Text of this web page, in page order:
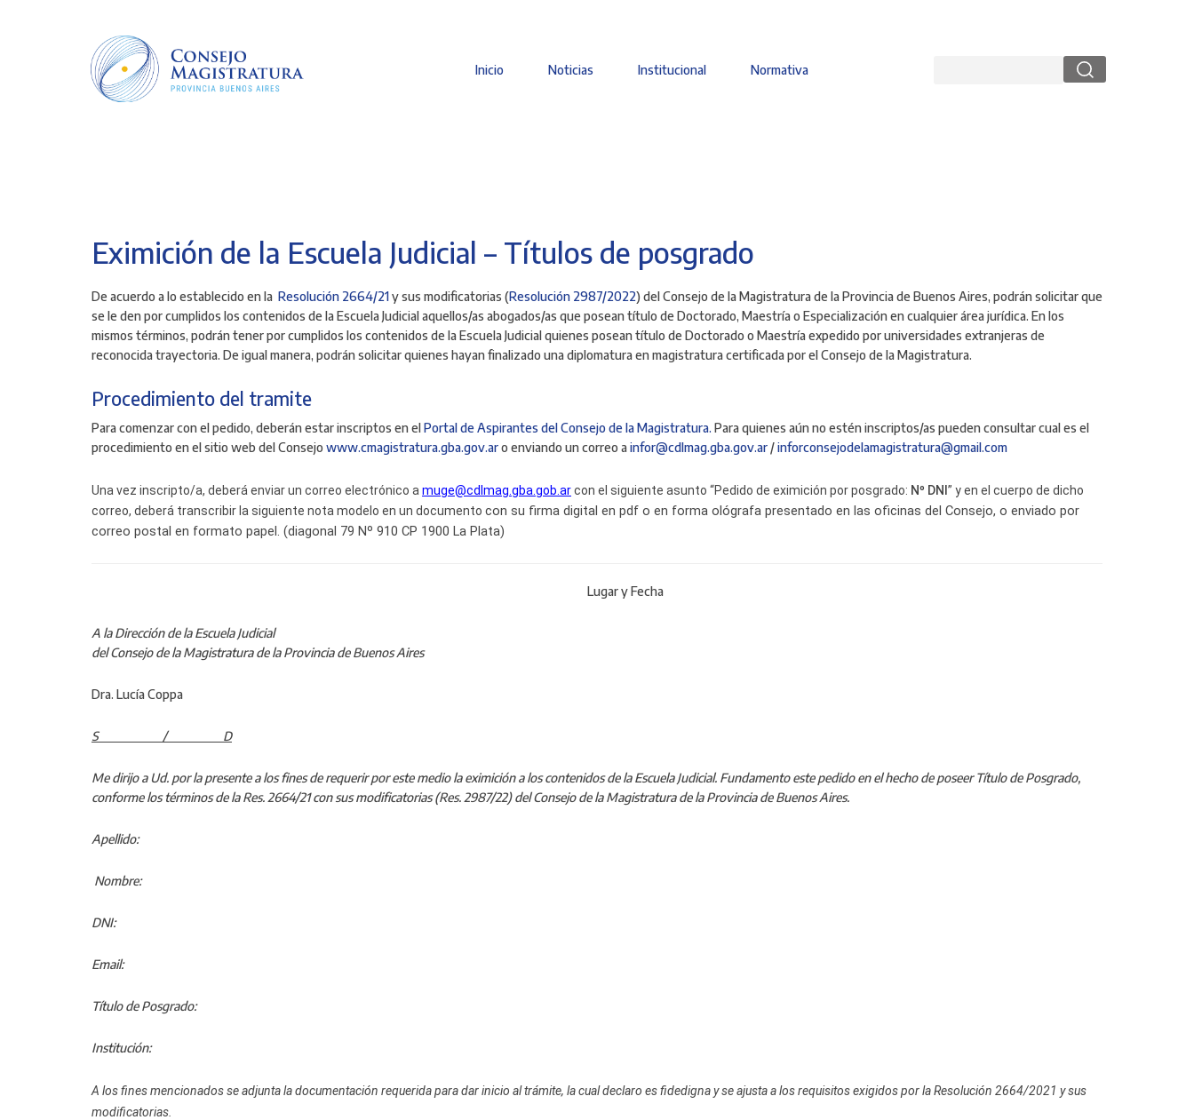
Inicio Noticias Institucional Normativa
Eximición de la Escuela Judicial – Títulos de posgrado
De acuerdo a lo establecido en la Resolución 2664/21y sus modificatorias (Resolución 2987/2022) del Consejo de la Magistratura de la Provincia de Buenos Aires, podrán solicitar que
se le den por cumplidos los contenidos de la Escuela Judicial aquellos/as abogados/as que posean título de Doctorado, Maestría o Especialización en cualquier área jurídica. En los
mismos términos, podrán tener por cumplidos los contenidos de la Escuela Judicial quienes posean título de Doctorado o Maestría expedido por universidades extranjeras de
reconocida trayectoria. De igual manera, podrán solicitar quienes hayan finalizado una diplomatura en magistratura certificada por el Consejo de la Magistratura.
Procedimiento del tramite
Para comenzar con el pedido, deberán estar inscriptos en elPortal de Aspirantes del Consejo de la Magistratura. Para quienes aún no estén inscriptos/as pueden consultar cual es el
procedimiento en el sitio web del Consejo www.cmagistratura.gba.gov.aro enviando un correo ainfor@cdlmag.gba.gov.ar /inforconsejodelamagistratura@gmail.com
Una vez inscripto/a, deberá enviar un correo electrónico a muge@cdlmag.gba.gob.arcon el siguiente asunto “Pedido de eximición por posgrado: Nº DNI ” y en el cuerpo de dicho
correo, deberá transcribir la siguiente nota modelo en un documento con su firma digital en pdf o en forma ológrafa presentado en las oficinas del Consejo, o enviado por
correo postal en formato papel. (diagonal 79 Nº 910 CP 1900 La Plata)
Lugar y Fecha
A la Dirección de la Escuela Judicial
del Consejo de la Magistratura de la Provincia de Buenos Aires
Dra. Lucía Coppa
S / D
Me dirijo a Ud. por la presente a los fines de requerir por este medio la eximición a los contenidos de la Escuela Judicial. Fundamento este pedido en el hecho de poseer Título de Posgrado,
conforme los términos de la Res. 2664/21 con sus modificatorias (Res. 2987/22) del Consejo de la Magistratura de la Provincia de Buenos Aires.
Apellido:
Nombre:
DNI:
Email:
Título de Posgrado:
Institución:
A los fines mencionados se adjunta la documentación requerida para dar inicio al trámite, la cual declaro es fidedigna y se ajusta a los requisitos exigidos por la Resolución 2664/2021 y sus
modificatorias